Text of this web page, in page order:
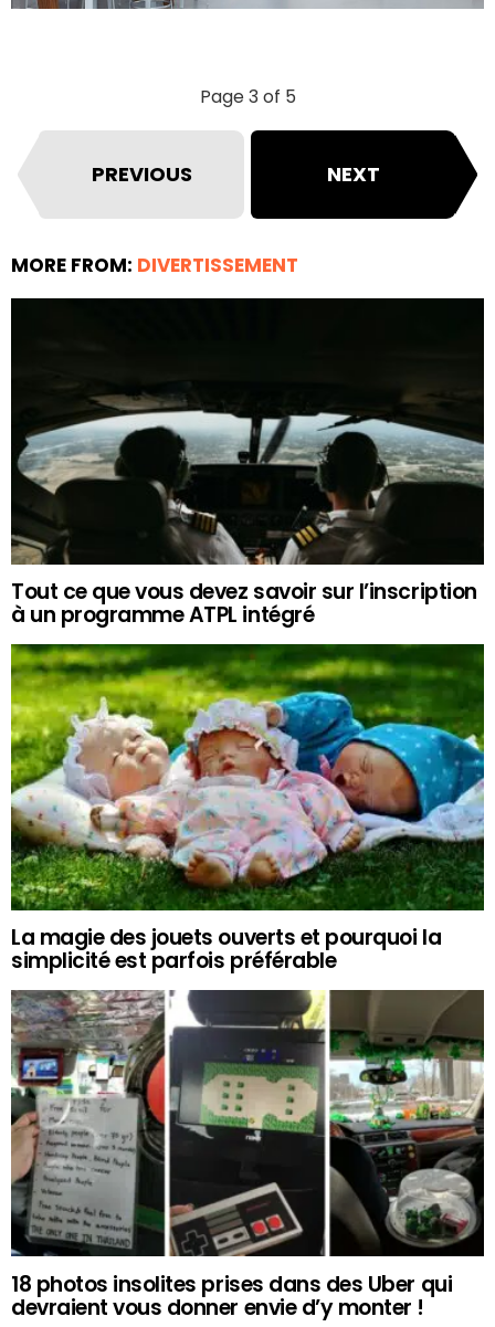
Page 3 of 5
PREVIOUS NEXT
MORE FROM: DIVERTISSEMENT
Tout ce que vous devez savoir sur l’inscription
à un programme ATPL intégré
La magie des jouets ouverts et pourquoi la
simplicité est parfois préférable
18 photos insolites prises dans des Uber qui
devraient vous donner envie d’y monter !